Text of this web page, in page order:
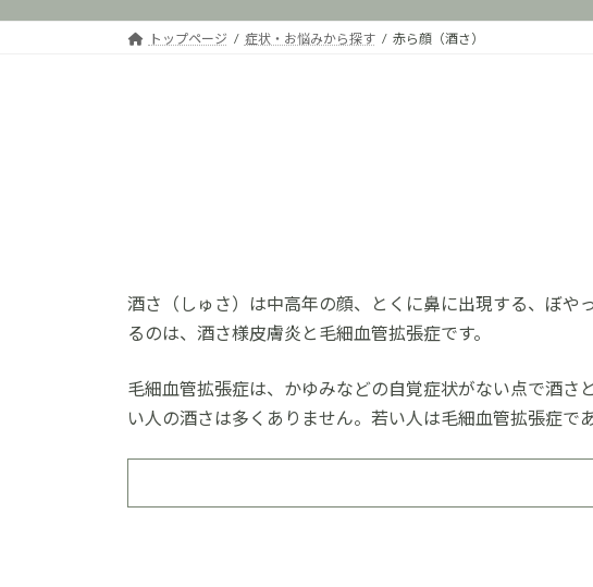
トップページ 症状・お悩みから探す 赤ら顔（酒さ）
酒さ（しゅさ）は中高年の顔、とくに鼻に出現する、ぼ
るのは、酒さ様皮膚炎と毛細血管拡張症です。
毛細血管拡張症は、かゆみなどの自覚症状がない点で酒
い人の酒さは多くありません。若い人は毛細血管拡張症で